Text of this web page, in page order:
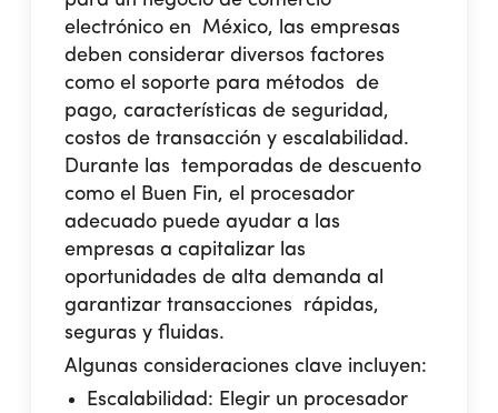
electrónico en México, las empresas
deben considerar diversos factores
como el soporte para métodos de
pago, características de seguridad,
costos de transacción y escalabilidad.
Durante las temporadas de descuento
como el Buen Fin, el procesador
adecuado puede ayudar a las
empresas a capitalizar las
oportunidades de alta demanda al
garantizar transacciones rápidas,
seguras y fluidas.
Algunas consideraciones clave incluyen:
Escalabilidad: Elegir un procesador